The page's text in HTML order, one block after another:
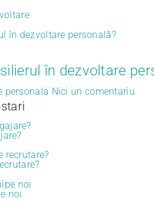
în dezvoltare
personala Nici un comentariu
noi